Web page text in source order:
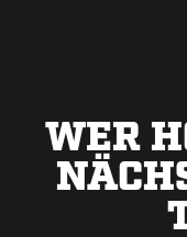
WER